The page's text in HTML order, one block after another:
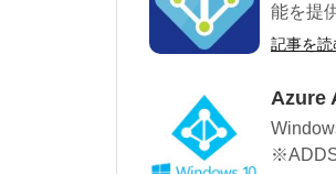
能を提
記事を読
Azure